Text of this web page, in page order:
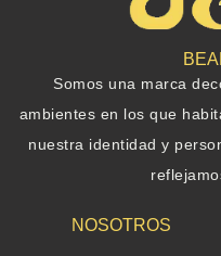
Somos una marca
ambientes en los que
nuestra identidad y
NOSOTROS